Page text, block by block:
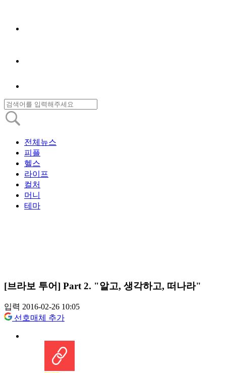
전체뉴스
피플
헬스
라이프
컬처
머니
테마
[브라보 투어] Part 2. "알고, 생각하고, 떠나라"
입력 2016-02-26 10:05
선호매체 추가